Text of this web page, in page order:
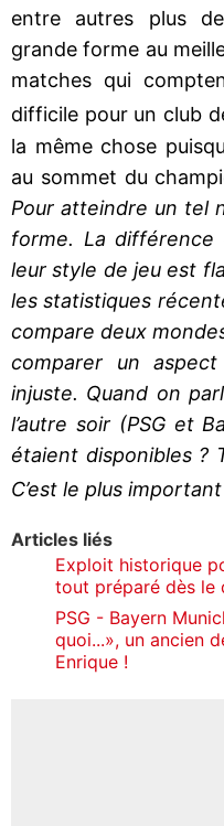
entre autres plus
grande forme au
matches qui
difficile pour un club
la même chose
au sommet du
Pour atteindre un tel
forme. La différence
leur style de jeu est
les statistiques
compare deux
comparer un
injuste. Quand on
l’autre soir (PSG et
étaient disponibles ?
C’est le plus
Articles liés
Exploit historique
tout préparé dès le
PSG - Bayern
quoi...», un ancien
Enrique !